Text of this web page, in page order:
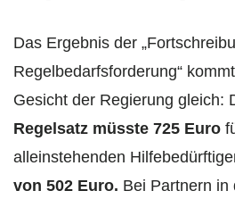
Das Ergebnis der
Regelbedarfsforderung“
Gesicht der Regierung gleich:
Regelsatz müsste 725 Euro
alleinstehenden
von 502 Euro. Bei Partnern in